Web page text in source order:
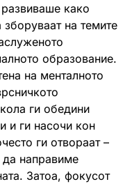
како
на темите
образование.
на менталното
ги обедини
и ги насочи кон
ги отвораат –
направиме
Затоа, фокусот